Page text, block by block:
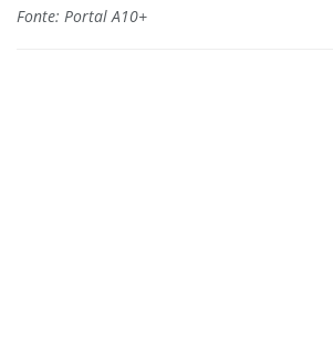
Fonte: Portal A10+